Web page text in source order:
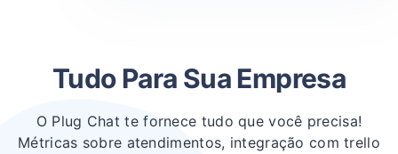
Tudo Para Sua Empresa
O Plug Chat te fornece tudo que você precisa!
Métricas sobre atendimentos, integração com trello